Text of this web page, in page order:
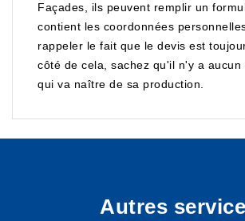
Façades, ils peuvent remplir un
contient les coordonnées
rappeler le fait que le devis est
côté de cela, sachez qu'il n'y a aucun
qui va naître de sa production.
Autres